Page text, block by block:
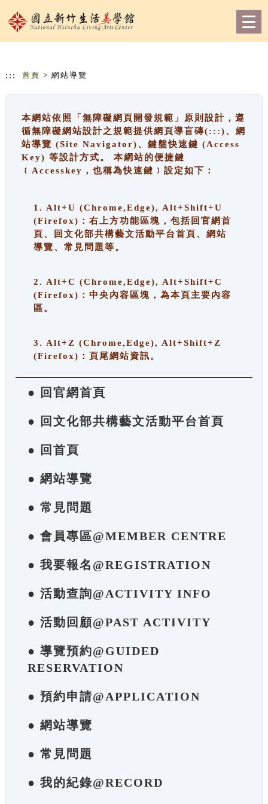
::: 首頁 > 網站導覽
本網站依照「無障礙網頁開發規範」原則設計，遵
循無障礙網站設計之規範提供網頁導盲磚(:::)、網
站導覽 (Site Navigator)、鍵盤快速鍵 (Access
Key) 等設計方式。 本網站的便捷鍵
﹝Accesskey，也稱為快速鍵﹞設定如下：
1. Alt+U (Chrome,Edge), Alt+Shift+U
(Firefox)：右上方功能區塊，包括回官網首
頁、回文化部共構藝文活動平台首頁、網站
導覽、常見問題等。
2. Alt+C (Chrome,Edge), Alt+Shift+C
(Firefox)：中央內容區塊，為本頁主要內容
區。
3. Alt+Z (Chrome,Edge), Alt+Shift+Z
(Firefox)：頁尾網站資訊。
● 回官網首頁
● 回文化部共構藝文活動平台首頁
● 回首頁
● 網站導覽
● 常見問題
● 會員專區@MEMBER CENTRE
● 我要報名@REGISTRATION
● 活動查詢@ACTIVITY INFO
● 活動回顧@PAST ACTIVITY
● 導覽預約@GUIDED
RESERVATION
● 預約申請@APPLICATION
● 網站導覽
● 常見問題
● 我的紀錄@RECORD